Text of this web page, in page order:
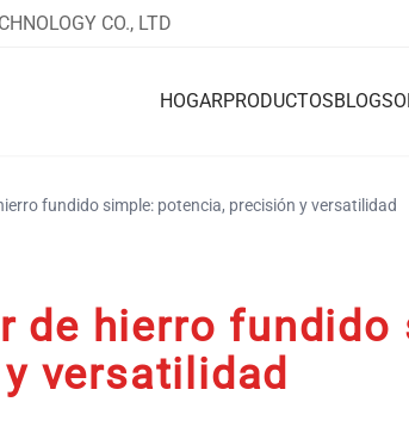
CO., LTD
HOGARPRODUCTOSBLOG
fundido simple: potencia, precisión y versatilidad
de hierro
versatilidad